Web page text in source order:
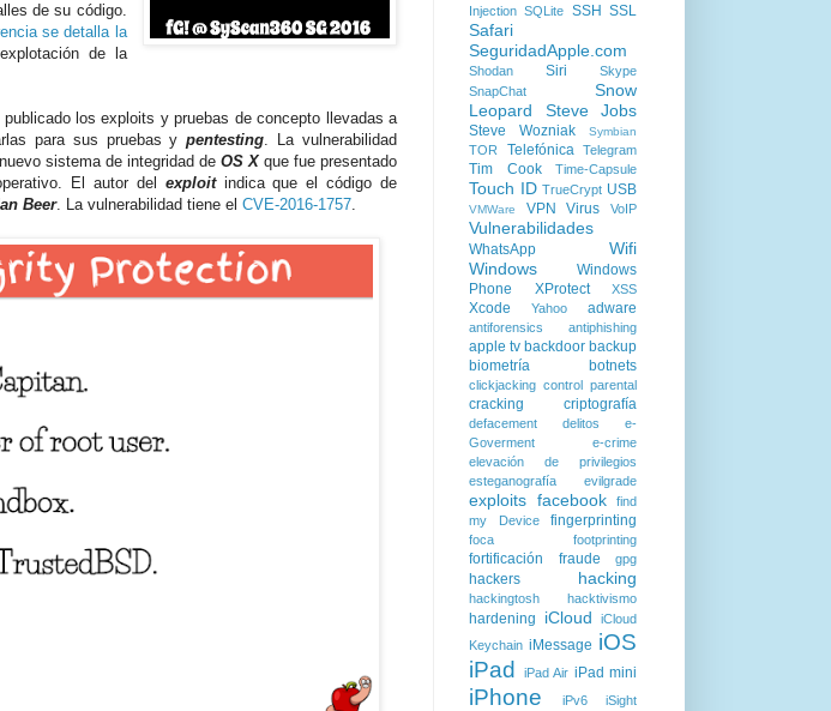
de su código.
se detalla la
de la
publicado los exploits y pruebas de concepto llevadas a
para sus pruebas ypentesting. La vulnerabilidad
sistema de integridad de OS X que fue presentado
El autor del exploitindica que el código de
Beer. La vulnerabilidad tiene el CVE-2016-1757.
Injection SQLite SSH SSL
Safari
SeguridadApple.com
Shodan Siri
Skype
SnapChat
Snow
Leopard
Steve Jobs
Steve Wozniak Symbian
TOR Telefónica Telegram
Tim Cook Time-Capsule
Touch ID TrueCrypt USB
VMWare VPN Virus VoIP
Vulnerabilidades
WhatsApp
Wifi
Windows
Windows
Phone
XProtect XSS
Xcode Yahoo adware
antiforensics antiphishing
apple tv backdoor backup
biometría
botnets
clickjacking control parental
cracking criptografía
defacement delitos
e-
Goverment
e-crime
elevación de privilegios
esteganografía
evilgrade
exploits facebook
find
my Device
fingerprinting
foca footprinting
fortificación fraude gpg
hackers hacking
hackingtosh hacktivismo
hardening iCloud
iCloud
Keychain iMessage iOS
iPad
iPad Air iPad mini
iPhone iPv6 iSight